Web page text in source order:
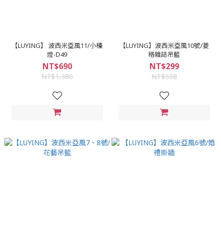
【LUYING】 波西米亞風11/小檯
燈-D49
NT$690
NT$1,380
【LUYING】波西米亞風10號/菱
格雜誌吊籃
NT$299
NT$598